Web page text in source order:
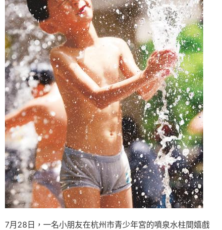
7月28日，一名小朋友在杭州市青少年宮的噴泉水柱間嬉戲